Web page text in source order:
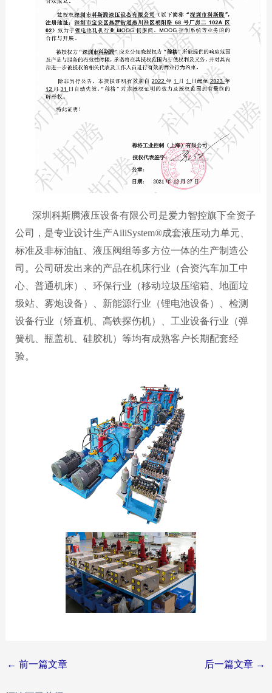
深圳科斯腾液压设备有限公司是爱力智控旗下全资子
公司，是专业设计生产AiliSystem®成套液压动力单元、
标准及非标油缸、液压阀组等多方位一体的生产制造公
司。公司研发出来的产品在机床行业（合资汽车加工中
心、普通机床）、环保行业（移动垃圾压缩箱、地面垃
圾站、雾炮设备）、新能源行业（锂电池设备）、检测
设备行业（矫直机、高铁探伤机）、工业设备行业（弹
簧机、瓶盖机、硅胶机）等均有成熟客户长期配套经
验。
Post
← 前一篇文章 后一篇文章 →